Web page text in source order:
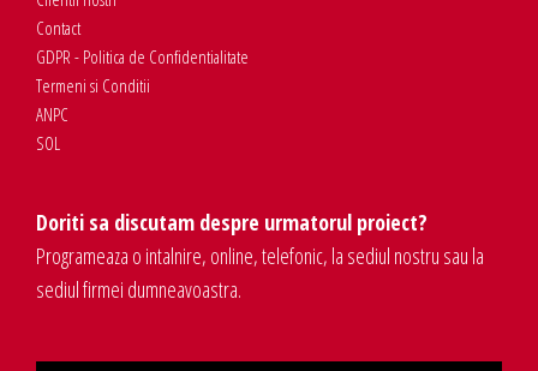
Contact
GDPR - Politica de Confidentialitate
Termeni si Conditii
ANPC
SOL
Doriti sa discutam despre urmatorul proiect?
Programeaza o intalnire, online, telefonic, la sediul nostru sau la
sediul firmei dumneavoastra.